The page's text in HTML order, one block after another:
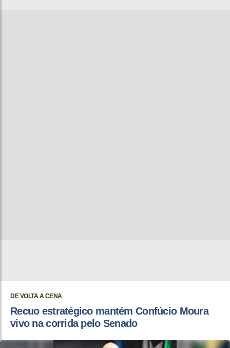
DE VOLTA A CENA
Recuo estratégico mantém Confúcio Moura
vivo na corrida pelo Senado